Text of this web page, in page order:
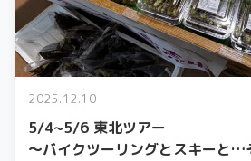
2025.12.10
5/4~5/6 東北ツアー
〜バイクツーリングとスキーと…